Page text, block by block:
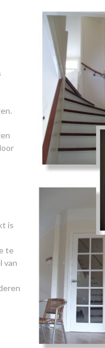
is
te
van